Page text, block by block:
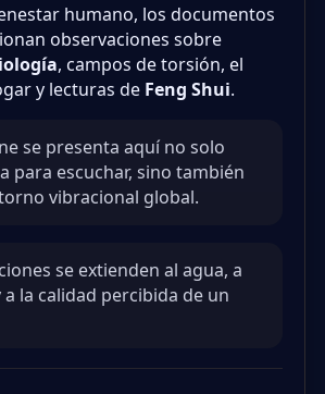
humano, los documentos
observaciones sobre
, campos de torsión, el
y lecturas de Feng Shui.
se presenta aquí no solo
para escuchar, sino también
vibracional global.
se extienden al agua, a
a la calidad percibida de un